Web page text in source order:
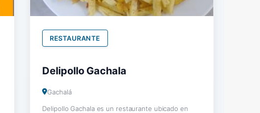
RESTAURANTE
Delipollo Gachala
Gachalá
Delipollo Gachala es un restaurante ubicado en